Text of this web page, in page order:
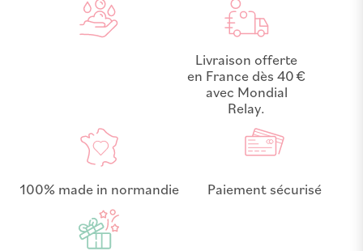
Livraison offerte
en France dès 40 €
avec Mondial
Relay.
100% made in normandie Paiement sécurisé